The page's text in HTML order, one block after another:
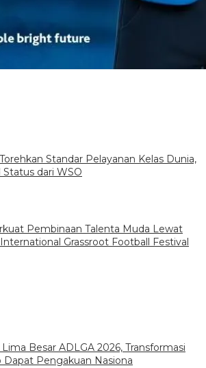
Standar Pelayanan Kelas Dunia,
dari WSO
Pembinaan Talenta Muda Lewat
Grassroot Football Festival
Besar ADLGA 2026, Transformasi
Pengakuan Nasiona